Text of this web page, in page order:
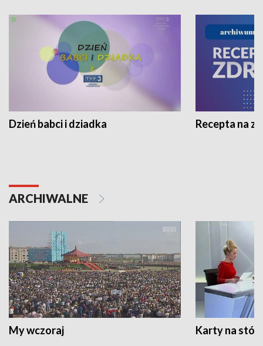
Dzień babci i dziadka Recepta na
ARCHIWALNE
My wczoraj Karty na